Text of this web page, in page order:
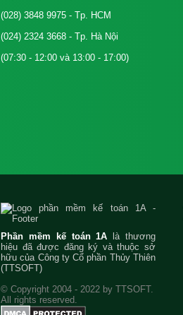
(028) 3848 9975 - Tp. HCM
(024) 2324 3668 - Tp. Hà Nội
(07:30 - 12:00 và 13:00 - 17:00)
Phần mềm kế toán 1A là thương
hiệu đã được đăng ký và thuộc sở
hữu của Công ty Cổ phần Thủy Thiên
(TTSOFT)
© Copyright 2004 - 2022 by TTSOFT.
All rights reserved.